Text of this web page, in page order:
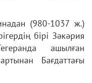
(980-1037 ж.)
бірі Зәкәрия
ашылған
Бағдаттағы